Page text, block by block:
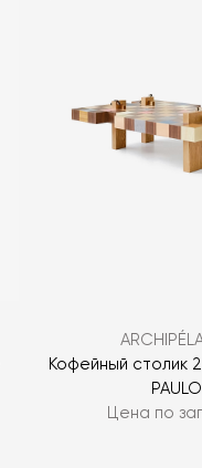
Кофейный столик
PAULO
Цена по